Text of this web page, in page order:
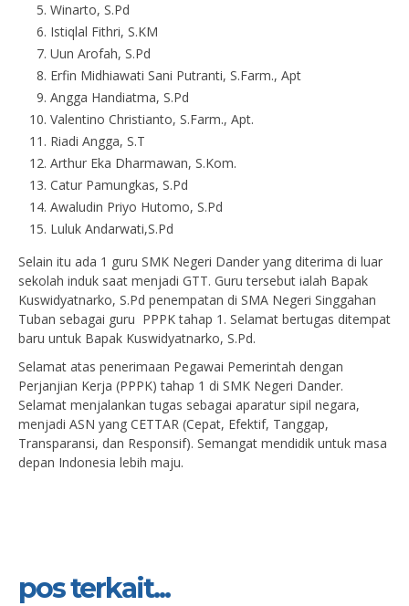
Winarto, S.Pd
Istiqlal Fithri, S.KM
Uun Arofah, S.Pd
Erfin Midhiawati Sani Putranti, S.Farm., Apt
Angga Handiatma, S.Pd
Valentino Christianto, S.Farm., Apt.
Riadi Angga, S.T
Arthur Eka Dharmawan, S.Kom.
Catur Pamungkas, S.Pd
Awaludin Priyo Hutomo, S.Pd
Luluk Andarwati,S.Pd
Selain itu ada 1 guru SMK Negeri Dander yang diterima di luar
sekolah induk saat menjadi GTT. Guru tersebut ialah Bapak
Kuswidyatnarko, S.Pd penempatan di SMA Negeri Singgahan
Tuban sebagai guru PPPK tahap 1. Selamat bertugas ditempat
baru untuk Bapak Kuswidyatnarko, S.Pd.
Selamat atas penerimaan Pegawai Pemerintah dengan
Perjanjian Kerja (PPPK) tahap 1 di SMK Negeri Dander.
Selamat menjalankan tugas sebagai aparatur sipil negara,
menjadi ASN yang CETTAR (Cepat, Efektif, Tanggap,
Transparansi, dan Responsif). Semangat mendidik untuk masa
depan Indonesia lebih maju.
pos terkait...